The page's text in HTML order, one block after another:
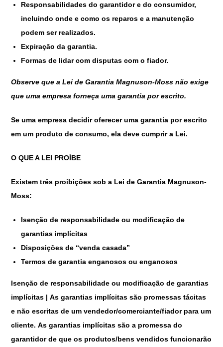
Responsabilidades do garantidor e do consumidor,
incluindo onde e como os reparos e a manutenção
podem ser realizados.
Expiração da garantia.
Formas de lidar com disputas com o fiador.
Observe que a Lei de Garantia Magnuson-Moss não exige
que uma empresa forneça uma garantia por escrito.
Se uma empresa decidir oferecer uma garantia por escrito
em um produto de consumo, ela deve cumprir a Lei.
O QUE A LEI PROÍBE
Existem três proibições sob a Lei de Garantia Magnuson-
Moss:
Isenção de responsabilidade ou modificação de
garantias implícitas
Disposições de “venda casada”
Termos de garantia enganosos ou enganosos
Isenção de responsabilidade ou modificação de garantias
implícitas | As garantias implícitas são promessas tácitas
e não escritas de um vendedor/comerciante/fiador para um
cliente. As garantias implícitas são a promessa do
garantidor de que os produtos/bens vendidos funcionarão